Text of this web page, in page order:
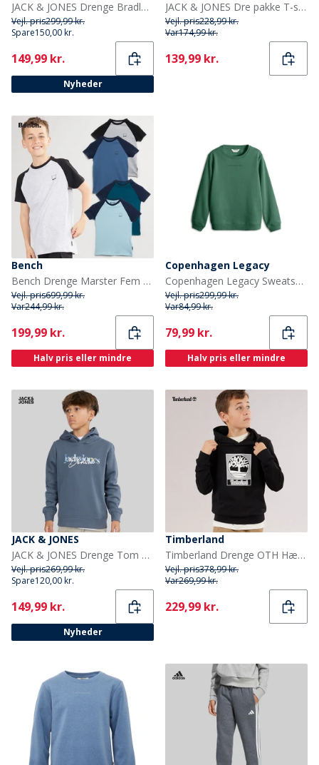
JACK & JONES Drenge Bradley Let Varmvest Sort
Vejl. pris299,99 kr.
Spare150,00 kr.
Current
149,99 kr.
Nyheder
JACK & JONES Dre pakke T-shirts med blomsterprint til Drenge Hvid/Ashley Blå/Marineblå
Vejl. pris228,99 kr.
Var174,99 kr.
Current
139,99 kr.
Bench
Bench Drenge Marster Fem Pakke T-Shirts Gråmeleret / Is / Blågrøn / Hvid / Skiferblå
Vejl. pris699,99 kr.
Var244,99 kr.
Current
199,99 kr.
Halv pris eller mindre
Copenhagen Legacy
Copenhagen Legacy Sweatshirt Grøn
Vejl. pris299,99 kr.
Var84,99 kr.
Current
79,99 kr.
Halv pris eller mindre
JACK & JONES
JACK & JONES Drenge Tom Hættetrøje Turbulence
Vejl. pris269,99 kr.
Spare120,00 kr.
Current
149,99 kr.
Nyheder
Timberland
Timberland Drenge OTH Hættetrøje Black Black
Vejl. pris378,99 kr.
Var269,99 kr.
Current
229,99 kr.